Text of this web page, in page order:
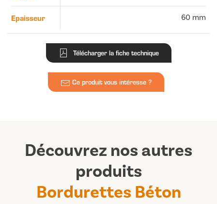
Epaisseur 60 mm
Télécharger la fiche technique
Ce produit vous intéresse ?
Découvrez nos autres
produits
Bordurettes Béton